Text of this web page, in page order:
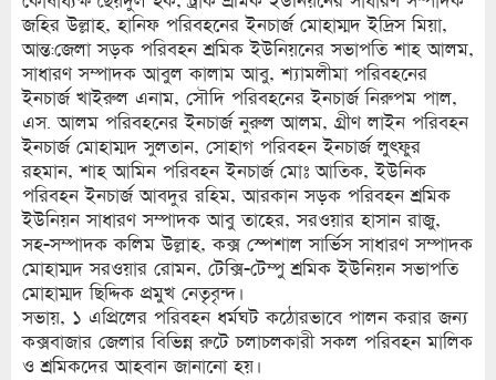
জহির উল্লাহ, হানিফ পরিবহনের ইনচার্জ মোহাম্মদ ইদ্রিস মিয়া,
আন্ত:জেলা সড়ক পরিবহন শ্রমিক ইউনিয়নের সভাপতি শাহ আলম,
সাধারণ সম্পাদক আবুল কালাম আবু, শ্যামলীমা পরিবহনের
ইনচার্জ খাইরুল এনাম, সৌদি পরিবহনের ইনচার্জ নিরুপম পাল,
এস. আলম পরিবহনের ইনচার্জ নুরুল আলম, গ্রীণ লাইন পরিবহন
ইনচার্জ মোহাম্মদ সুলতান, সোহাগ পরিবহন ইনচার্জ লুৎফুর
রহমান, শাহ আমিন পরিবহন ইনচার্জ মোঃ আতিক, ইউনিক
পরিবহন ইনচার্জ আবদুর রহিম, আরকান সড়ক পরিবহন শ্রমিক
ইউনিয়ন সাধারণ সম্পাদক আবু তাহের, সরওয়ার হাসান রাজু,
সহ-সম্পাদক কলিম উল্লাহ, কক্স স্পেশাল সার্ভিস সাধারণ সম্পাদক
মোহাম্মদ সরওয়ার রোমন, টেক্সি-টেম্পু শ্রমিক ইউনিয়ন সভাপতি
মোহাম্মদ ছিদ্দিক প্রমুখ নেতৃবৃন্দ।
সভায়, ১ এপ্রিলের পরিবহন ধর্মঘট কঠোরভাবে পালন করার জন্য
কক্সবাজার জেলার বিভিন্ন রুটে চলাচলকারী সকল পরিবহন মালিক
ও শ্রমিকদের আহবান জানানো হয়।